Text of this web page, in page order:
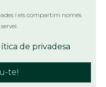
i els compartim només
de privadesa